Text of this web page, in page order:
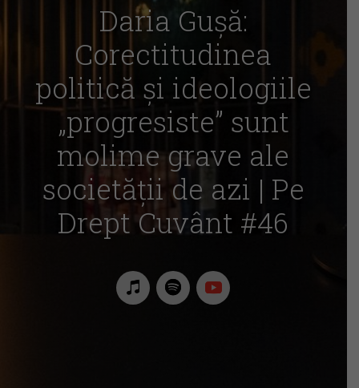
Daria Gușă:
Corectitudinea
politică și ideologiile
„progresiste” sunt
molime grave ale
societății de azi | Pe
Drept Cuvânt #46